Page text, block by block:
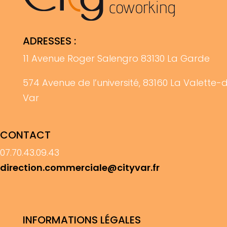
ADRESSES :
11 Avenue Roger Salengro 83130 La Garde
574 Avenue de l’université, 83160 La Valette-
Var
CONTACT
07.70.43.09.43
direction.commerciale@cityvar.fr
INFORMATIONS LÉGALES